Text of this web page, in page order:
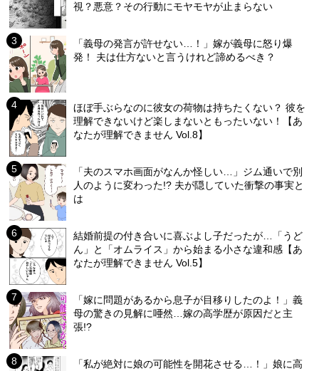
視？悪意？その行動にモヤモヤが止まらない
「義母の発言が許せない…！」嫁が義母に怒り爆
発！ 夫は仕方ないと言うけれど諦めるべき？
ほぼ手ぶらなのに彼女の荷物は持ちたくない？ 彼を
理解できないけど楽しまないともったいない！【あ
なたが理解できません Vol.8】
「夫のスマホ画面がなんか怪しい…」ジム通いで別
人のように変わった!? 夫が隠していた衝撃の事実と
は
結婚前提の付き合いに喜ぶよし子だったが…「うど
ん」と「オムライス」から始まる小さな違和感【あ
なたが理解できません Vol.5】
「嫁に問題があるから息子が目移りしたのよ！」義
母の驚きの見解に唖然…嫁の高学歴が原因だと主
張!?
「私が絶対に娘の可能性を開花させる…！」娘に高